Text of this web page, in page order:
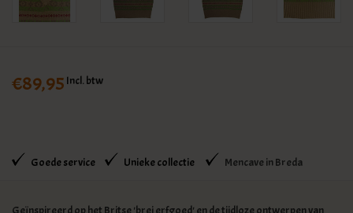
€89,95 Incl. btw
Goede service Unieke collectie Mencave in Breda
Geïnspireerd op het Britse 'brei erfgoed' en de tijdloze ontwerpen van